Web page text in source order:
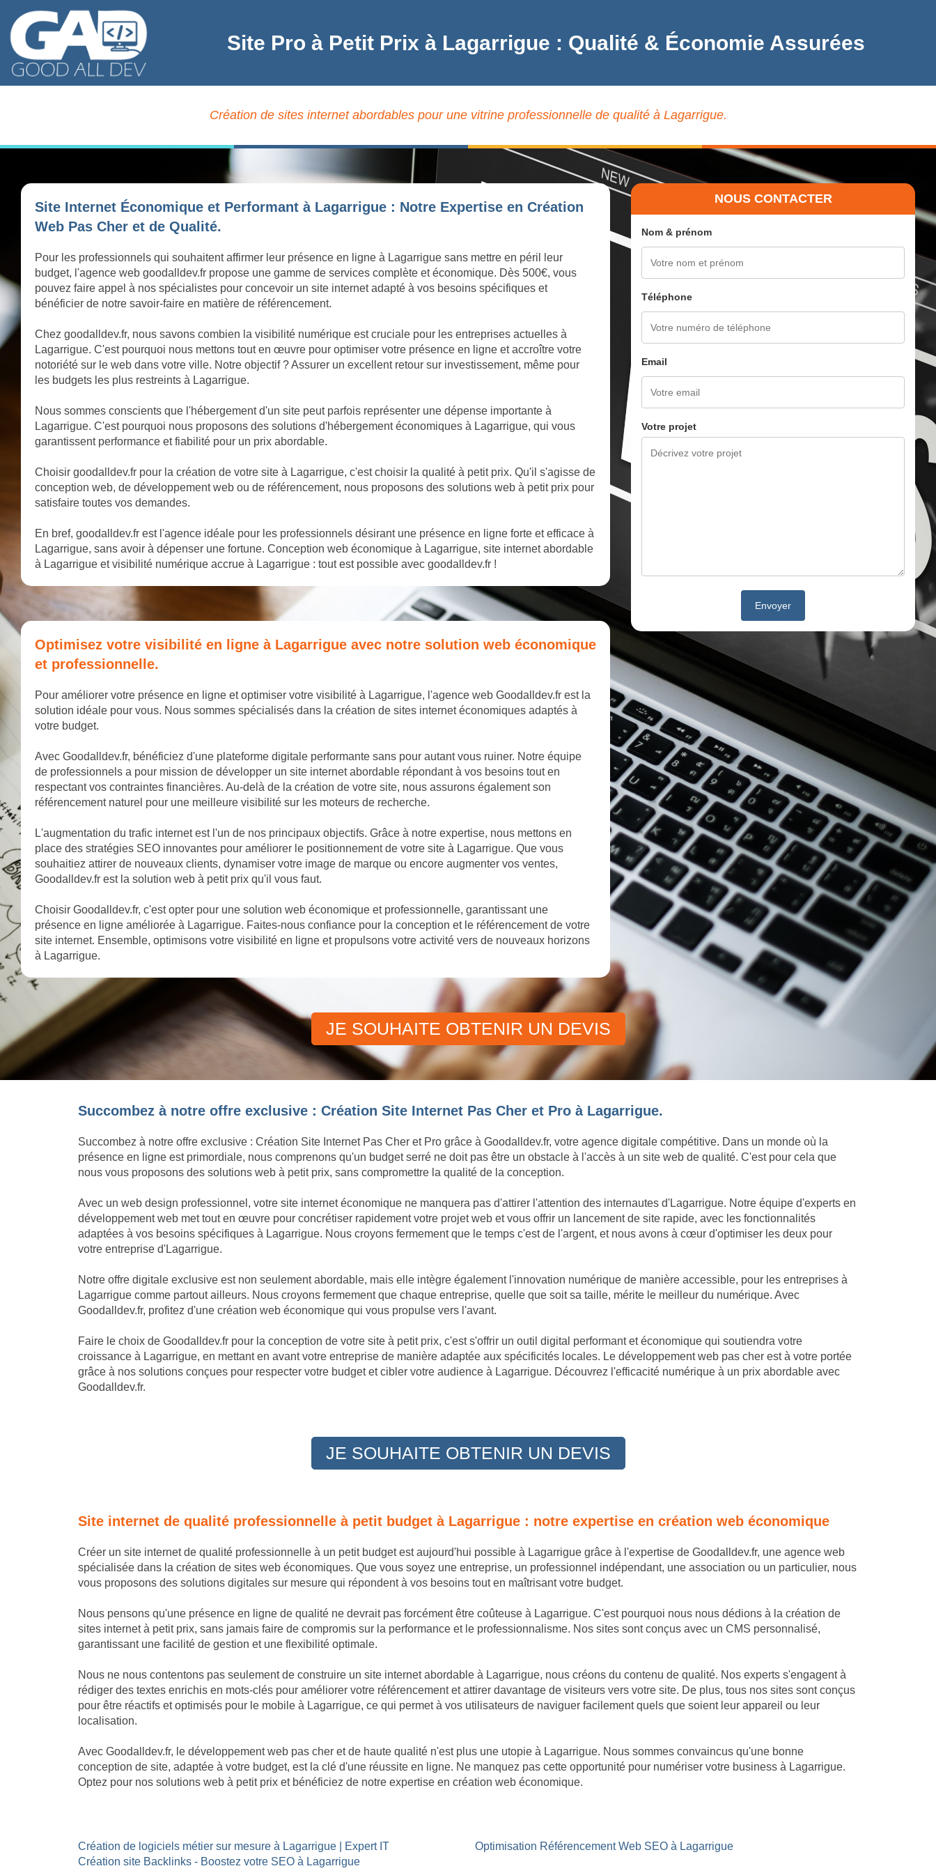
Site Pro à Petit Prix à Lagarrigue : Qualité & Économie Assurées
Création de sites internet abordables pour une vitrine professionnelle de qualité à Lagarrigue.
Site Internet Économique et Performant à Lagarrigue : Notre Expertise en Création
Web Pas Cher et de Qualité.
Pour les professionnels qui souhaitent affirmer leur présence en ligne à Lagarrigue sans mettre en péril leur
budget, l'agence web goodalldev.fr propose une gamme de services complète et économique. Dès 500€, vous
pouvez faire appel à nos spécialistes pour concevoir un site internet adapté à vos besoins spécifiques et
bénéficier de notre savoir-faire en matière de référencement.
Chez goodalldev.fr, nous savons combien la visibilité numérique est cruciale pour les entreprises actuelles à
Lagarrigue. C'est pourquoi nous mettons tout en œuvre pour optimiser votre présence en ligne et accroître votre
notoriété sur le web dans votre ville. Notre objectif ? Assurer un excellent retour sur investissement, même pour
les budgets les plus restreints à Lagarrigue.
Nous sommes conscients que l'hébergement d'un site peut parfois représenter une dépense importante à
Lagarrigue. C'est pourquoi nous proposons des solutions d'hébergement économiques à Lagarrigue, qui vous
garantissent performance et fiabilité pour un prix abordable.
Choisir goodalldev.fr pour la création de votre site à Lagarrigue, c'est choisir la qualité à petit prix. Qu'il s'agisse de
conception web, de développement web ou de référencement, nous proposons des solutions web à petit prix pour
satisfaire toutes vos demandes.
En bref, goodalldev.fr est l'agence idéale pour les professionnels désirant une présence en ligne forte et efficace à
Lagarrigue, sans avoir à dépenser une fortune. Conception web économique à Lagarrigue, site internet abordable
à Lagarrigue et visibilité numérique accrue à Lagarrigue : tout est possible avec goodalldev.fr !
Optimisez votre visibilité en ligne à Lagarrigue avec notre solution web économique
et professionnelle.
Pour améliorer votre présence en ligne et optimiser votre visibilité à Lagarrigue, l'agence web Goodalldev.fr est la
solution idéale pour vous. Nous sommes spécialisés dans la création de sites internet économiques adaptés à
votre budget.
Avec Goodalldev.fr, bénéficiez d'une plateforme digitale performante sans pour autant vous ruiner. Notre équipe
de professionnels a pour mission de développer un site internet abordable répondant à vos besoins tout en
respectant vos contraintes financières. Au-delà de la création de votre site, nous assurons également son
référencement naturel pour une meilleure visibilité sur les moteurs de recherche.
L'augmentation du trafic internet est l'un de nos principaux objectifs. Grâce à notre expertise, nous mettons en
place des stratégies SEO innovantes pour améliorer le positionnement de votre site à Lagarrigue. Que vous
souhaitiez attirer de nouveaux clients, dynamiser votre image de marque ou encore augmenter vos ventes,
Goodalldev.fr est la solution web à petit prix qu'il vous faut.
Choisir Goodalldev.fr, c'est opter pour une solution web économique et professionnelle, garantissant une
présence en ligne améliorée à Lagarrigue. Faites-nous confiance pour la conception et le référencement de votre
site internet. Ensemble, optimisons votre visibilité en ligne et propulsons votre activité vers de nouveaux horizons
à Lagarrigue.
NOUS CONTACTER
Nom & prénom
Téléphone
Email
Votre projet
JE SOUHAITE OBTENIR UN DEVIS
Succombez à notre offre exclusive : Création Site Internet Pas Cher et Pro à Lagarrigue.
Succombez à notre offre exclusive : Création Site Internet Pas Cher et Pro grâce à Goodalldev.fr, votre agence digitale compétitive. Dans un monde où la
présence en ligne est primordiale, nous comprenons qu'un budget serré ne doit pas être un obstacle à l'accès à un site web de qualité. C'est pour cela que
nous vous proposons des solutions web à petit prix, sans compromettre la qualité de la conception.
Avec un web design professionnel, votre site internet économique ne manquera pas d'attirer l'attention des internautes d'Lagarrigue. Notre équipe d'experts en
développement web met tout en œuvre pour concrétiser rapidement votre projet web et vous offrir un lancement de site rapide, avec les fonctionnalités
adaptées à vos besoins spécifiques à Lagarrigue. Nous croyons fermement que le temps c'est de l'argent, et nous avons à cœur d'optimiser les deux pour
votre entreprise d'Lagarrigue.
Notre offre digitale exclusive est non seulement abordable, mais elle intègre également l'innovation numérique de manière accessible, pour les entreprises à
Lagarrigue comme partout ailleurs. Nous croyons fermement que chaque entreprise, quelle que soit sa taille, mérite le meilleur du numérique. Avec
Goodalldev.fr, profitez d'une création web économique qui vous propulse vers l'avant.
Faire le choix de Goodalldev.fr pour la conception de votre site à petit prix, c'est s'offrir un outil digital performant et économique qui soutiendra votre
croissance à Lagarrigue, en mettant en avant votre entreprise de manière adaptée aux spécificités locales. Le développement web pas cher est à votre portée
grâce à nos solutions conçues pour respecter votre budget et cibler votre audience à Lagarrigue. Découvrez l'efficacité numérique à un prix abordable avec
Goodalldev.fr.
JE SOUHAITE OBTENIR UN DEVIS
Site internet de qualité professionnelle à petit budget à Lagarrigue : notre expertise en création web économique
Créer un site internet de qualité professionnelle à un petit budget est aujourd'hui possible à Lagarrigue grâce à l'expertise de Goodalldev.fr, une agence web
spécialisée dans la création de sites web économiques. Que vous soyez une entreprise, un professionnel indépendant, une association ou un particulier, nous
vous proposons des solutions digitales sur mesure qui répondent à vos besoins tout en maîtrisant votre budget.
Nous pensons qu'une présence en ligne de qualité ne devrait pas forcément être coûteuse à Lagarrigue. C'est pourquoi nous nous dédions à la création de
sites internet à petit prix, sans jamais faire de compromis sur la performance et le professionnalisme. Nos sites sont conçus avec un CMS personnalisé,
garantissant une facilité de gestion et une flexibilité optimale.
Nous ne nous contentons pas seulement de construire un site internet abordable à Lagarrigue, nous créons du contenu de qualité. Nos experts s'engagent à
rédiger des textes enrichis en mots-clés pour améliorer votre référencement et attirer davantage de visiteurs vers votre site. De plus, tous nos sites sont conçus
pour être réactifs et optimisés pour le mobile à Lagarrigue, ce qui permet à vos utilisateurs de naviguer facilement quels que soient leur appareil ou leur
localisation.
Avec Goodalldev.fr, le développement web pas cher et de haute qualité n'est plus une utopie à Lagarrigue. Nous sommes convaincus qu'une bonne
conception de site, adaptée à votre budget, est la clé d'une réussite en ligne. Ne manquez pas cette opportunité pour numériser votre business à Lagarrigue.
Optez pour nos solutions web à petit prix et bénéficiez de notre expertise en création web économique.
Création de logiciels métier sur mesure à Lagarrigue | Expert IT
Création site Backlinks - Boostez votre SEO à Lagarrigue
Optimisation Référencement Web SEO à Lagarrigue